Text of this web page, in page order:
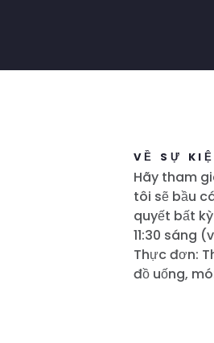
VỀ SỰ
Hãy tham
tôi sẽ bầu
quyết bất
11:30 sáng
Thực đơn:
đồ uống,